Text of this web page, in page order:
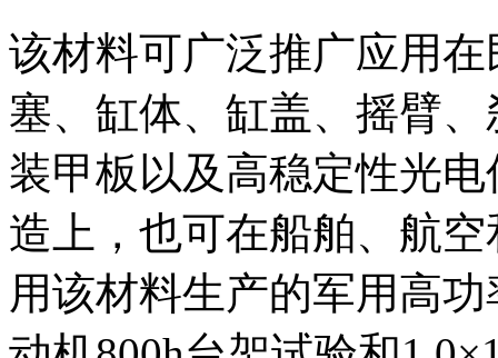
该材料可广泛推广应用
塞、缸体、缸盖、摇臂
装甲板以及高稳定性光
造上，也可在船舶、航
用该材料生产的军用高